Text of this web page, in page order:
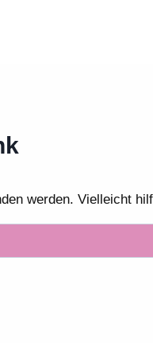
werden. Vielleicht